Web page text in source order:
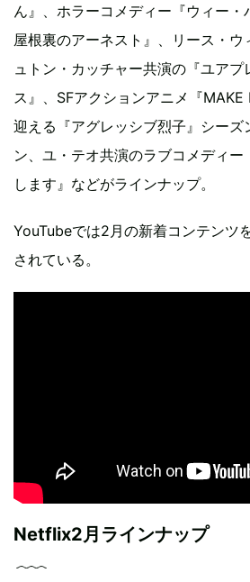
ん』、ホラーコメディー『ウィー
屋根裏のアーネスト』、リース・
ュトン・カッチャー共演の『ユアプ
ス』、SFアクションアニメ『
迎える『アグレッシブ烈子』シー
ン、ユ・テオ共演のラブコメディー
します』などがラインナップ。
YouTubeでは2月の新着コンテンツ
されている。
Netflix2月ラインナップ